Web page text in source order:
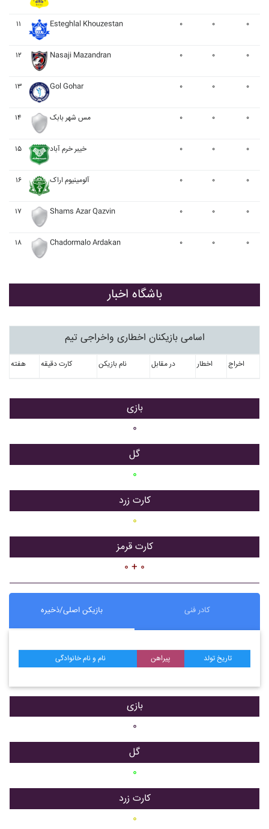
۱۱ Esteghlal Khouzestan ۰ ۰ ۰
۱۲ Nasaji Mazandran ۰ ۰ ۰
۱۳ Gol Gohar ۰ ۰ ۰
۱۴ مس شهر بابک ۰ ۰ ۰
۱۵ خيبر خرم آباد ۰ ۰ ۰
۱۶ آلومينيوم اراک ۰ ۰ ۰
۱۷ Shams Azar Qazvin ۰ ۰ ۰
۱۸ Chadormalo Ardakan ۰ ۰ ۰
باشگاه اخبار
اسامی بازیکنان اخطاری واخراجی تیم
هفته کارت دقیقه نام بازیکن در مقابل اخطار اخراج
بازی
۰
گل
۰
کارت زرد
۰
کارت قرمز
۰ + ۰
بازیکن اصلی/ذخیره کادر فنی
نام و نام خانوادگی پیراهن تاریخ تولد
بازی
۰
گل
۰
کارت زرد
۰